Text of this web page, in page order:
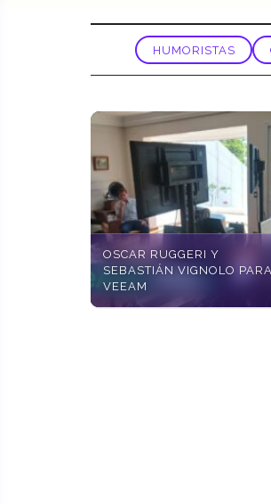
HUMORISTAS
OSCAR RUGGERI Y
SEBASTIÁN VIGNOLO PARA
VEEAM